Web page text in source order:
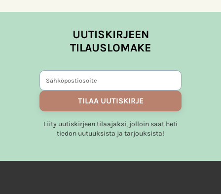
UUTISKIRJEEN
TILAUSLOMAKE
TILAA UUTISKIRJE
Liity uutiskirjeen tilaajaksi, jolloin saat heti
tiedon uutuuksista ja tarjouksista!